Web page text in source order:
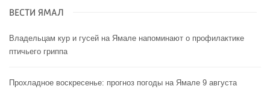
ВЕСТИ ЯМАЛ
Владельцам кур и гусей на Ямале напоминают o профилактике
птичьего гриппа
Прохладное воскресенье: прогноз погоды на Ямале 9 августа